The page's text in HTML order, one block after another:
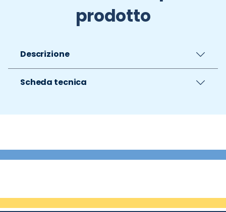
prodotto
Descrizione
Scheda tecnica